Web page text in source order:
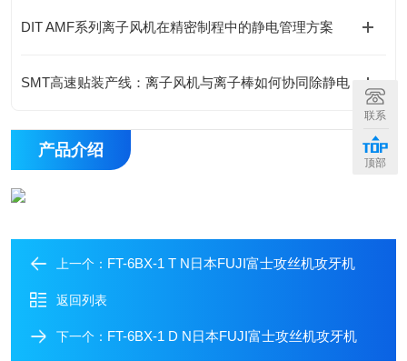
DIT AMF系列离子风机在精密制程中的静电管理方案
SMT高速贴装产线：离子风机与离子棒如何协同除静电
产品介绍
上一个： FT-6BX-1 T N日本FUJI富士攻丝机攻牙机
返回列表
下一个： FT-6BX-1 D N日本FUJI富士攻丝机攻牙机
联系
顶部